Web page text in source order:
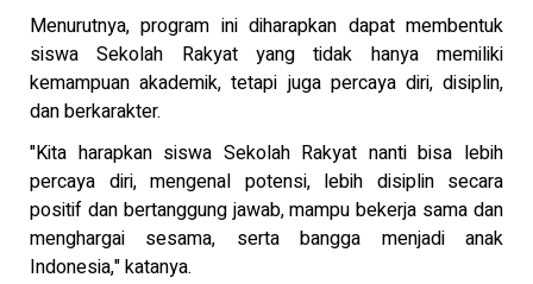
Menurutnya, program ini diharapkan dapat membentuk
siswa Sekolah Rakyat yang tidak hanya memiliki
kemampuan akademik, tetapi juga percaya diri, disiplin,
dan berkarakter.
"Kita harapkan siswa Sekolah Rakyat nanti bisa lebih
percaya diri, mengenal potensi, lebih disiplin secara
positif dan bertanggung jawab, mampu bekerja sama dan
menghargai sesama, serta bangga menjadi anak
Indonesia," katanya.